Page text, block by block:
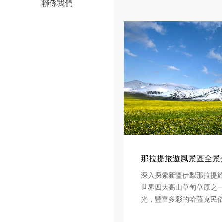
聯係我們
那拉提旅遊風景區全
深入探索新疆伊犁那拉提
世界四大高山草甸草原之
光，豐富多彩的哈薩克民